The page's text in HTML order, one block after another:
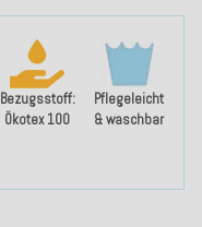
Bezugsstoff:
Ökotex 100
Pflegeleicht
& waschbar